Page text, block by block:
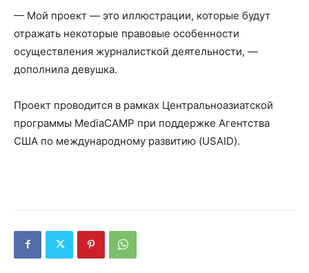
— Мой проект — это иллюстрации, которые будут
отражать некоторые правовые особенности
осуществления журналисткой деятельности, —
дополнила девушка.
Проект проводится в рамках Центральноазиатской
программы MediaCAMP при поддержке Агентства
США по международному развитию (USAID).